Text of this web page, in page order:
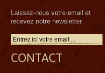
Laissez-nous votre email et
recevez notre newsletter.
CONTACT